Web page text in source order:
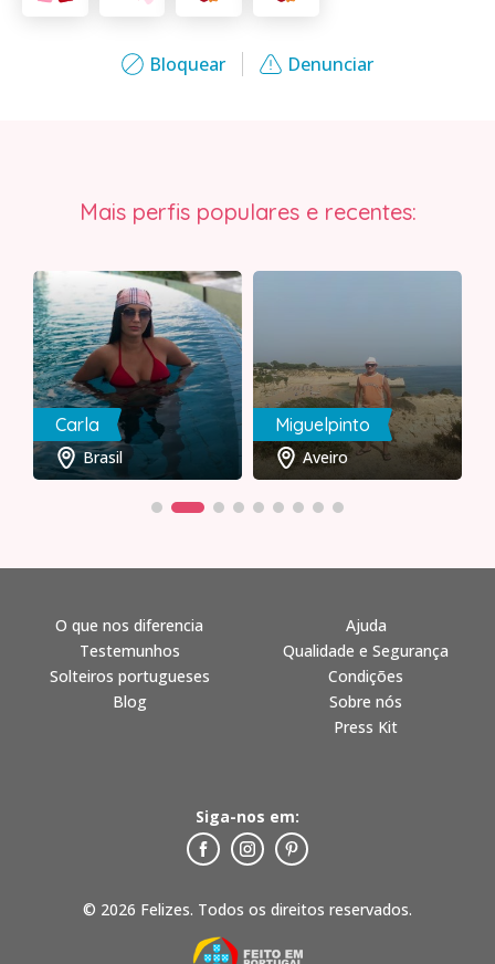
Bloquear Denunciar
Mais perfis populares e recentes:
Carla
Brasil
Miguelpinto
Aveiro
© 2026 Felizes. Todos os direitos reservados.
O que nos diferencia
Testemunhos
Solteiros portugueses
Blog
Ajuda
Qualidade e Segurança
Condições
Sobre nós
Press Kit
Siga-nos em: